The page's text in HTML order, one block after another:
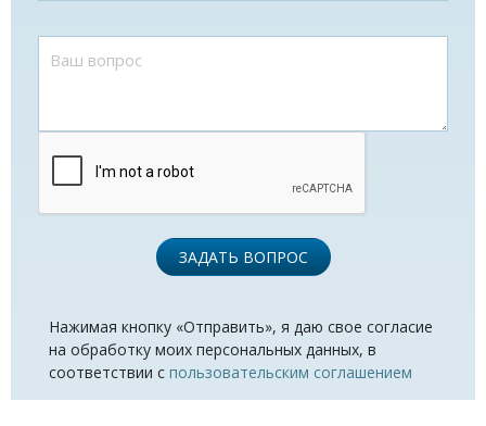
ЗАДАТЬ ВОПРОС
Нажимая кнопку «Отправить», я даю свое согласие
на обработку моих персональных данных, в
соответствии с пользовательским соглашением